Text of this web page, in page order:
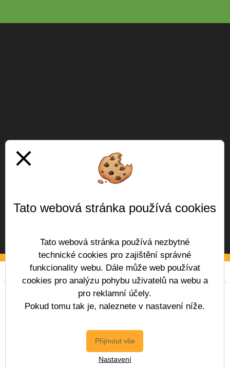
Prohlášení o přístupnosti Mapa webu Cookies
Copyright © 2017 - 2026 Základní škola
Vítězslava Hálka Odolena Voda &
Postaveno ve službě
VlastníŠkolníWeb.cz
| Na redakčním
Vitalex CMS
close
Tato webová stránka používá cookies
Tato webová stránka používá nezbytné
technické cookies pro zajištění správné
funkcionality webu. Dále může web používat
cookies pro analýzu pohybu uživatelů na webu a
pro reklamní účely.
Pokud tomu tak je, naleznete v nastavení níže.
Přijmout vše
Nastavení